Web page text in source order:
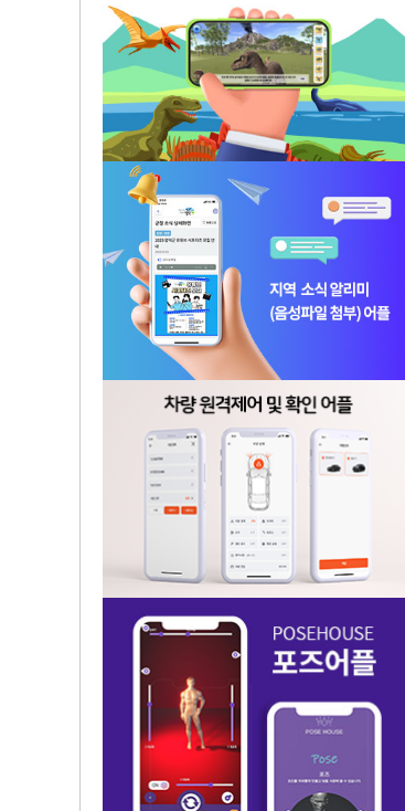
기업 홈페이지, 쇼핑몰
3d 공룡 교육, 게임, ar/mr 어플리케이션
지역 안내사항, 소식 알리미(음성파일 첨
부) 어플리케이션
차량 원격제어 및 확인 어플리케이션